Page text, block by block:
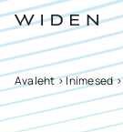
Avaleht>Inimesed>